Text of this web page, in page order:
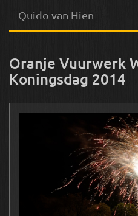
Quido van Hien
Oranje Vuurwerk
Koningsdag 2014